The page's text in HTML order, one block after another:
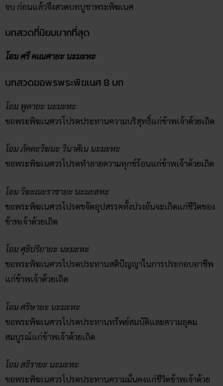
จบ ก่อนแล้วจึงสวดบทบูชาพระพิฆเนศ
บทสวดที่นิยมมากที่สุด
โอม ศรี คเณศายะ นะมะหะ
บทสวดขอพรพระพิฆเนศ 8 บท
โอม พูตายะ นะมะหะ
ขอพระพิฆเนศวรโปรดประทานความบริสุทธิ์แก่ข้าพเจ้าด้วยเถิด
โอม ภัคตะวิฆนะ วินาศิเน นะมะหะ
ขอพระพิฆเนศวรโปรดทำลายความทุกข์ร้อนแก่ข้าพเจ้าด้วยเถิด
โอม วิฆะณะราชายะ นะมะฮหะ
ขอพระพิฆเนศวรโปรดขจัดอุปสรรคทั้งปวงอันจะเกิดแก่ชีวิตของ
ข้าพเจ้าด้วยเถิด
โอม ศุธิปริยายะ นะมะหะ
ขอพระพิฆเนศวรโปรดประทานสติปัญญาในการประกอบอาชีพ
แก่ข้าพเจ้าด้วยเถิด
โอม ศริษายะ นะมะหะ
ขอพระพิฆเนศวรโปรดประทานทรัพย์สมบัติและความอุดม
สมบูรณ์แก่ข้าพเจ้าด้วยเถิด
โอม สธิรายะ นะมะหะ
ขอพระพิฆเนศวรโปรดประทานความมั่นคงแก่ชีวิตข้าพเจ้าด้วย